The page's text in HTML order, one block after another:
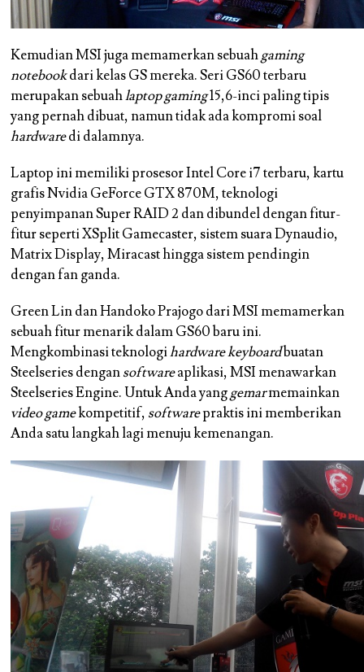
Kemudian MSI juga memamerkan sebuahgaming
notebookdari kelas GS mereka. Seri GS60 terbaru
merupakan sebuahlaptop gaming15,6-inci paling tipis
yang pernah dibuat, namun tidak ada kompromi soal
hardwaredi dalamnya.
Laptop ini memiliki prosesor Intel Core i7 terbaru, kartu
grafis Nvidia GeForce GTX 870M, teknologi
penyimpanan Super RAID 2 dan dibundel dengan fitur-
fitur seperti XSplit Gamecaster, sistem suara Dynaudio,
Matrix Display, Miracast hingga sistem pendingin
dengan fan ganda.
Green Lin dan Handoko Prajogo dari MSI memamerkan
sebuah fitur menarik dalam GS60 baru ini.
Mengkombinasi teknologihardware keyboardbuatan
Steelseries dengansoftwareaplikasi, MSI menawarkan
Steelseries Engine. Untuk Anda yanggemarmemainkan
video gamekompetitif, softwarepraktis ini memberikan
Anda satu langkah lagi menuju kemenangan.